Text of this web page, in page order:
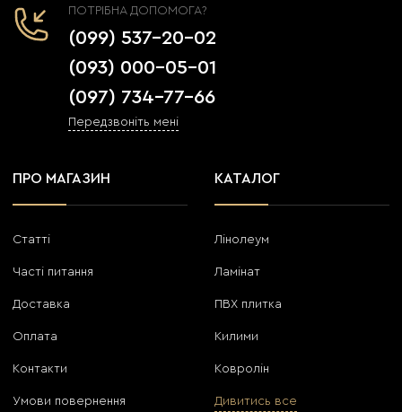
ПОТРІБНА ДОПОМОГА?
(099) 537-20-02
(093) 000-05-01
(097) 734-77-66
Передзвоніть мені
ПРО МАГАЗИН
Статті
Часті питання
Доставка
Оплата
Контакти
Умови повернення
КАТАЛОГ
Лінолеум
Ламінат
ПВХ плитка
Килими
Ковролін
Дивитись все